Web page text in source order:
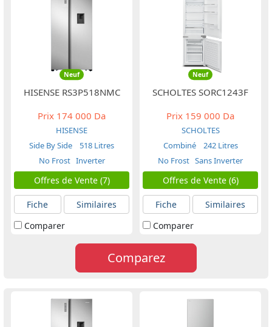
Neuf
HISENSE RS3P518NMC
Prix 174 000 Da
HISENSE
Side By Side
518 Litres
No Frost Inverter
Offres de Vente (7)
Fiche
Similaires
Comparer
Neuf
SCHOLTES SORC1243F
Prix 159 000 Da
SCHOLTES
Combiné
242 Litres
No Frost Sans Inverter
Offres de Vente (6)
Fiche
Similaires
Comparer
Comparez